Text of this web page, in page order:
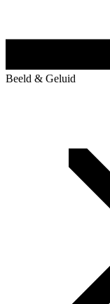
Beeld & Geluid